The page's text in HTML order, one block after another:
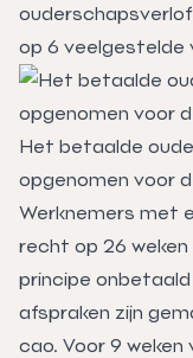
op 6 veelgestelde
Het betaalde
opgenomen voor
Werknemers met
recht op 26
principe
afspraken zijn
cao. Voor 9 weken